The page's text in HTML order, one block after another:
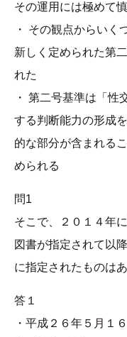
その運用には極めて
・ その観点からいく
新しく定められた第
れた
・ 第二号基準は「性
する判断能力の形成
的な部分が含まれる
められる
問1
そこで、２０１４年
図書が指定されて以
に指定されたものはあ
答１
・平成２６年５月１